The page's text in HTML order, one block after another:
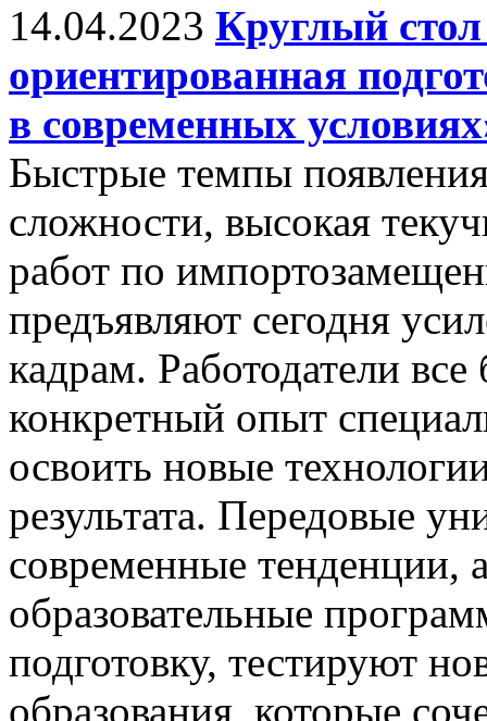
14.04.2023 Круглый
ориентированная
в современных
Быстрые темпы
сложности, высокая
работ по
предъявляют сегодня
кадрам. Работодатели
конкретный опыт
освоить новые
результата. Передовые
современные тенденции,
образовательные
подготовку, тестируют
образования, которые